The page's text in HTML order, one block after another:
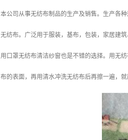
本公司从事无纺布制品的生产及销售。生产各
无纺布。广泛用于服装，基布，包装，家居建筑
用口罩无纺布清洁纱窗也是不错的选择。用无
布的表面，再用清水冲洗无纺布后再擦一遍，就